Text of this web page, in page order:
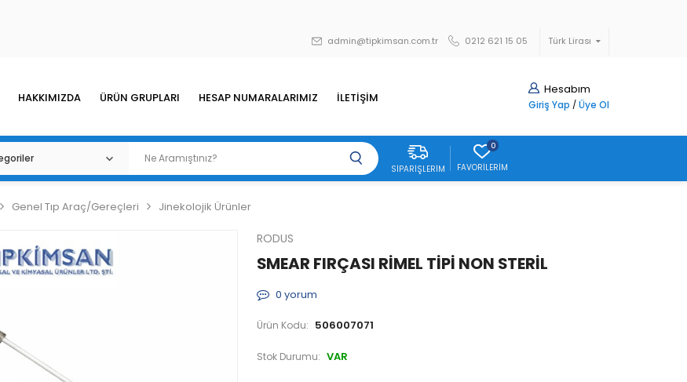
Türk Lirası
admin@tipkimsan.com.tr 0212 621 15 05
Hesabım
Giriş Yap / Üye Ol
HAKKIMIZDA ÜRÜN GRUPLARI HESAP NUMARALARIMIZ İLETİŞİM
SIPARIŞLERIM
0
FAVORILERIM
Genel Tıp Araç/Gereçleri Jinekolojik Ürünler
RODUS
SMEAR FIRÇASI RİMEL TİPİ NON STERİL
0 yorum
Ürün Kodu: 506007071
Stok Durumu: VAR